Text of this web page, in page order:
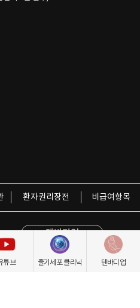
환자권리장전 비급여항목
텐바디업
튜브 줄기세포 클리닉 텐바디업